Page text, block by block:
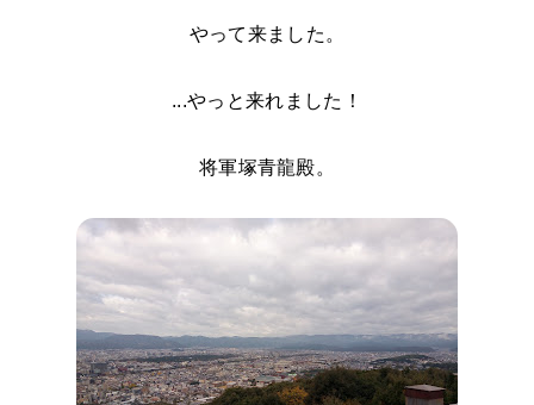
やって来ました。
...やっと来れました！
将軍塚青龍殿。